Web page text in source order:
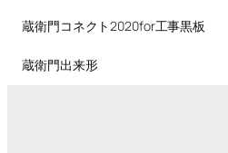
蔵衛門コネクト2020for工事黒板
蔵衛門出来形